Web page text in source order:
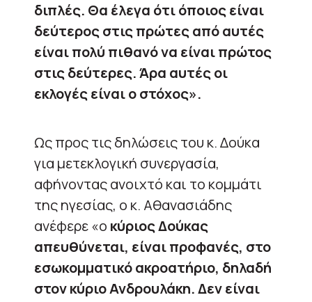
διπλές. Θα έλεγα ότι όποιος είναι
δεύτερος στις πρώτες από αυτές
είναι πολύ πιθανό να είναι πρώτος
στις δεύτερες. Άρα αυτές οι
εκλογές είναι ο στόχος».
Ως προς τις δηλώσεις του κ. Δούκα
για μετεκλογική συνεργασία,
αφήνοντας ανοιχτό και το κομμάτι
της ηγεσίας, ο κ. Αθανασιάδης
ανέφερε «ο κύριος Δούκας
απευθύνεται, είναι προφανές, στο
εσωκομματικό ακροατήριο, δηλαδή
στον κύριο Ανδρουλάκη. Δεν είναι